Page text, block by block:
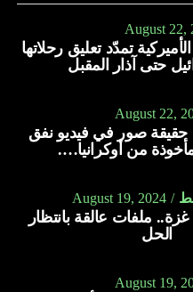
August 22,
تمدّد تعليق رحلاتها
حتى آذار المقبل
August 22,
حقيقة صور في فيديو نفق
August 19, 2024
ملفات عالقة بانتظار
الحل
August 19,